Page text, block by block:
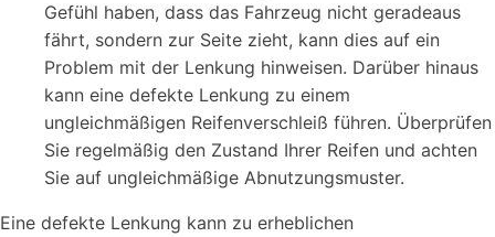
Gefühl haben, dass das Fahrzeug nicht geradeaus
fährt, sondern zur Seite zieht, kann dies auf ein
Problem mit der Lenkung hinweisen. Darüber hinaus
kann eine defekte Lenkung zu einem
ungleichmäßigen Reifenverschleiß führen. Überprüfen
Sie regelmäßig den Zustand Ihrer Reifen und achten
Sie auf ungleichmäßige Abnutzungsmuster.
Eine defekte Lenkung kann zu erheblichen